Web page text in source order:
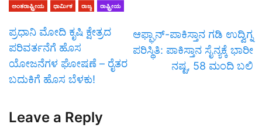
ಅಂತರಾಷ್ಟ್ರೀಯ ಧಾರ್ಮಿಕ ರಾಜ್ಯ ರಾಷ್ಟ್ರೀಯ
ಪ್ರಧಾನಿ ಮೋದಿ ಕೃಷಿ ಕ್ಷೇತ್ರದ
ಪರಿವರ್ತನೆಗೆ ಹೊಸ
ಯೋಜನೆಗಳ ಘೋಷಣೆ – ರೈತರ
ಬದುಕಿಗೆ ಹೊಸ ಬೆಳಕು!
ಆಫ್ಘಾನ್-ಪಾಕಿಸ್ತಾನ ಗಡಿ ಉದ್ವಿಗ್ನ
ಪರಿಸ್ಥಿತಿ: ಪಾಕಿಸ್ತಾನ ಸೈನ್ಯಕ್ಕೆ ಭಾರೀ
ನಷ್ಟ, 58 ಮಂದಿ ಬಲಿ
Leave a Reply